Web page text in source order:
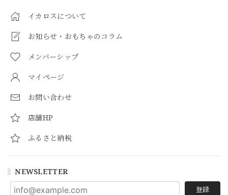
イカロスについて
お知らせ・おもちゃのコラム
メンバーシップ
マイページ
お問い合わせ
店舗HP
ふるさと納税
NEWSLETTER
登録